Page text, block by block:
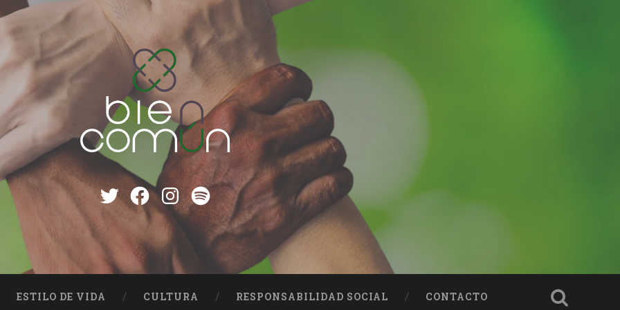
TwitterFacebook
instagram
Spotify
ESTILO DE VIDA CULTURA RESPONSABILIDAD SOCIAL CONTACTO